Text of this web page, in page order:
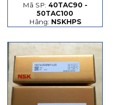
Mã SP: 40TAC90 -
50TAC100
Hãng: NSKHPS